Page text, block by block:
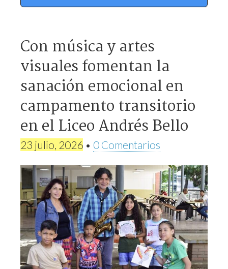
Con música y artes
visuales fomentan la
sanación emocional en
campamento transitorio
en el Liceo Andrés Bello
23 julio, 2026 • 0 Comentarios